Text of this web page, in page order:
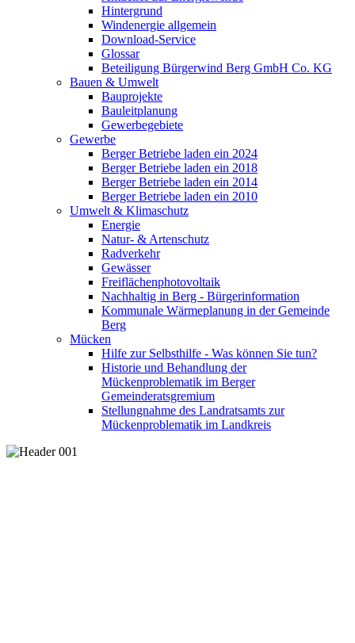
Hintergrund
Windenergie allgemein
Download-Service
Glossar
Beteiligung Bürgerwind Berg GmbH Co. KG
Bauen & Umwelt
Bauprojekte
Bauleitplanung
Gewerbegebiete
Gewerbe
Berger Betriebe laden ein 2024
Berger Betriebe laden ein 2018
Berger Betriebe laden ein 2014
Berger Betriebe laden ein 2010
Umwelt & Klimaschutz
Energie
Natur- & Artenschutz
Radverkehr
Gewässer
Freiflächenphotovoltaik
Nachhaltig in Berg - Bürgerinformation
Kommunale Wärmeplanung in der Gemeinde
Berg
Mücken
Hilfe zur Selbsthilfe - Was können Sie tun?
Historie und Behandlung der
Mückenproblematik im Berger
Gemeinderatsgremium
Stellungnahme des Landratsamts zur
Mückenproblematik im Landkreis